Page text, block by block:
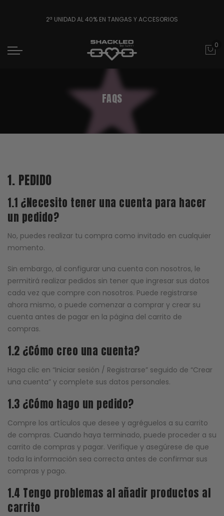
2ª UNIDAD AL 40% EN TANGAS Y ACCESORIOS
0
FAQS
1. PEDIDO
1.1 ¿Necesito tener una cuenta para hacer
un pedido?
No, puedes realizar tu compra como invitado en cualquier
momento.
Sin embargo, al configurar una cuenta con nosotros, le
permitirá realizar pedidos sin tener que ingresar sus datos
cada vez que compre con nosotros. Puede registrarse
ahora mismo, o puede comenzar a comprar y crear su
cuenta antes de pagar en la página del carrito de
compras.
1.2 ¿Cómo creo una cuenta?
Haga clic en “Iniciar sesión / Registrarse” seguido de “Crear
una cuenta” y complete sus datos personales.
1.3 ¿Cómo hago un pedido?
Compre los artículos que desee y agréguelos a su carrito
de compras. Cuando haya terminado, puede proceder a su
carrito de compras y pagar. Verifique y asegúrese de que
toda la información sea correcta antes de confirmar sus
compras y pago.
1.4 Tengo problemas al añadir productos al
carrito